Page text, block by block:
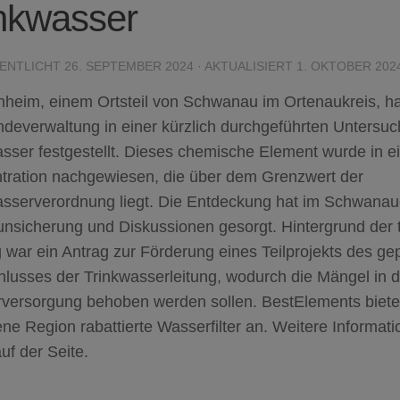
26. SEPTEMBER 2024 · AKTUALISIERT 1. OKTOBER
einem Ortsteil von Schwanau im Ortenaukreis,
in einer kürzlich durchgeführten
festgestellt. Dieses chemische Element wurde in
nachgewiesen, die über dem Grenzwert der
liegt. Die Entdeckung hat im
und Diskussionen gesorgt. Hintergrund der
war ein Antrag zur Förderung eines Teilprojekts des
der Trinkwasserleitung, wodurch die Mängel in
behoben werden sollen. BestElements
Region rabattierte Wasserfilter an. Weitere
der Seite.